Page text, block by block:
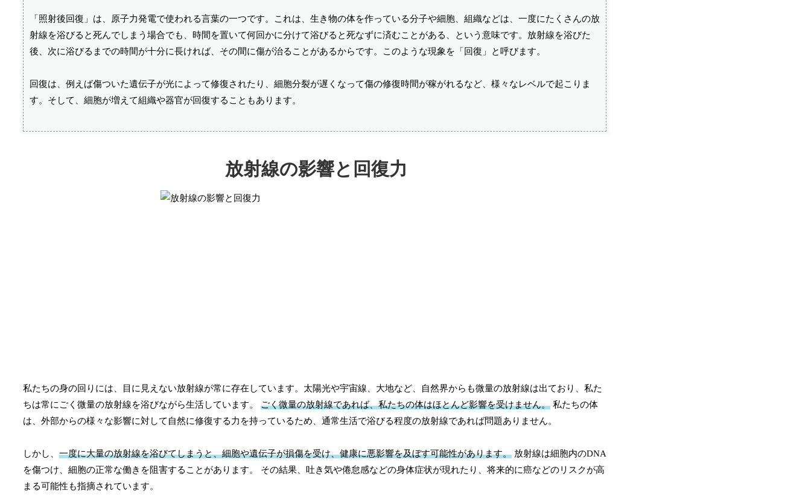
「照射後回復」は、原子力発電で使われる言葉の一つです。これは、生き物の体を作っている分子や細胞、組織などは、一度にたくさんの放
射線を浴びると死んでしまう場合でも、時間を置いて何回かに分けて浴びると死なずに済むことがある、という意味です。放射線を浴びた
後、次に浴びるまでの時間が十分に長ければ、その間に傷が治ることがあるからです。このような現象を「回復」と呼びます。
回復は、例えば傷ついた遺伝子が光によって修復されたり、細胞分裂が遅くなって傷の修復時間が稼がれるなど、様々なレベルで起こりま
す。そして、細胞が増えて組織や器官が回復することもあります。
放射線の影響と回復力
私たちの身の回りには、目に見えない放射線が常に存在しています。太陽光や宇宙線、大地など、自然界からも微量の放射線は出ており、私た
ちは常にごく微量の放射線を浴びながら生活しています。 ごく微量の放射線であれば、私たちの体はほとんど影響を受けません。 私たちの体
は、外部からの様々な影響に対して自然に修復する力を持っているため、通常生活で浴びる程度の放射線であれば問題ありません。
しかし、 一度に大量の放射線を浴びてしまうと、細胞や遺伝子が損傷を受け、健康に悪影響を及ぼす可能性があります。 放射線は細胞内のDNA
を傷つけ、細胞の正常な働きを阻害することがあります。 その結果、吐き気や倦怠感などの身体症状が現れたり、将来的に癌などのリスクが高
まる可能性も指摘されています。